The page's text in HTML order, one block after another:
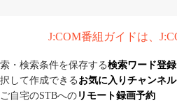
J:COM番組ガイドは、
・検索条件を保存する検索ワード登録
して作成できる お気に入りチャンネル
自宅のSTBへの リモート録画予約